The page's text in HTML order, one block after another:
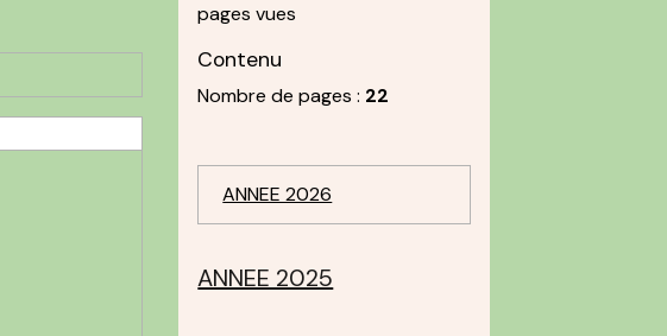
pages vues
Contenu
Nombre de pages : 22
ANNEE 2026
ANNEE 2025